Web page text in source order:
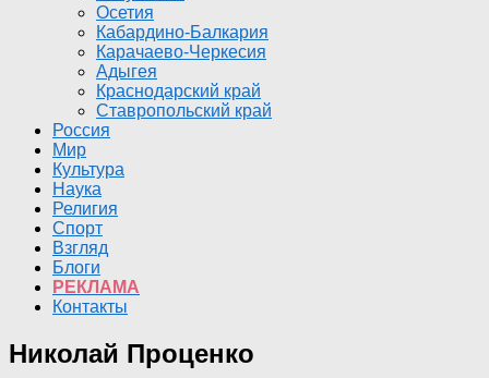
Осетия
Кабардино-Балкария
Карачаево-Черкесия
Адыгея
Краснодарский край
Ставропольский край
Россия
Мир
Культура
Наука
Религия
Спорт
Взгляд
Блоги
РЕКЛАМА
Контакты
Николай Проценко